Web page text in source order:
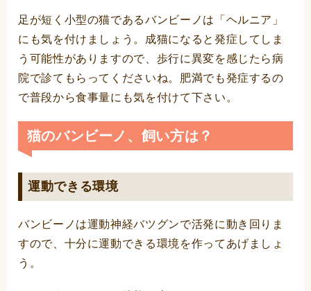
足が短く小型の猫であるバンビーノは「ヘルニア」
にも気を付けましょう。成猫になると発症してしま
う可能性がありますので、歩行に異変を感じたら病
院で診てもらってくださいね。肥満でも発症するの
で普段から食事量にも気を付けて下さい。
猫のバンビーノ、飼い方は？
運動できる環境
バンビーノは運動神経バツグンで活発に動き回りま
すので、十分に運動できる環境を作ってあげましょ
う。